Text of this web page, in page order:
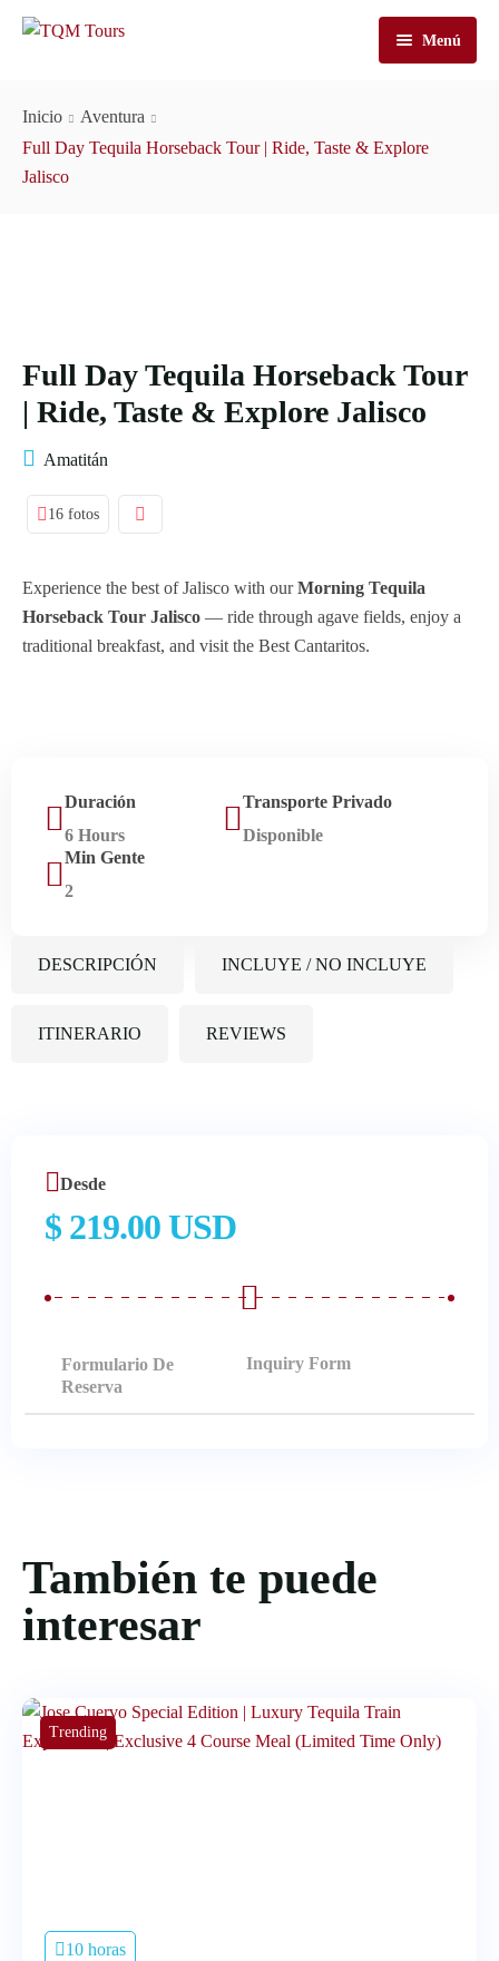
Menú
Tours
Contáctanos
Inicio
Aventura
Full Day Tequila Horseback Tour | Ride, Taste & Explore
Jalisco
Full Day Tequila Horseback Tour
| Ride, Taste & Explore Jalisco
Amatitán
16 fotos
Experience the best of Jalisco with ourMorning Tequila
Horseback Tour Jalisco — ride through agave fields, enjoy a
traditional breakfast, and visit the Best Cantaritos.
Duración
6 Hours
Transporte Privado
Disponible
Min Gente
2
DESCRIPCIÓN INCLUYE / NO INCLUYE
ITINERARIO REVIEWS
Desde
$ 219.00 USD
Formulario De
Reserva
También te puede
interesar
Trending
10 horas